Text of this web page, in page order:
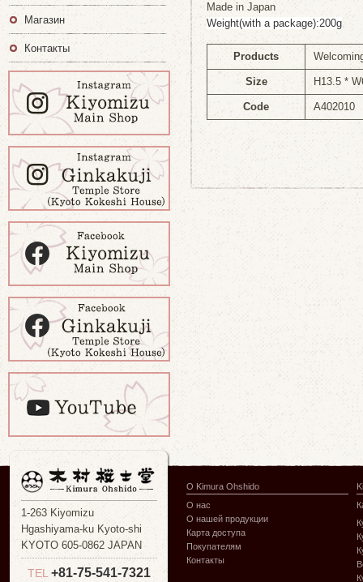
Made in Japan
Weight(with a package):200g
Products
Size H13.5 *
Code A402010
Магазин
Контакты
1-263 Kiyomizu
Hgashiyama-ku Kyoto-shi
KYOTO 605-0862 JAPAN
TEL +81-75-541-7321
О Kimura Ohshido
О нас
О нашей продукции
Карта доступа
Покупателям
Контакты